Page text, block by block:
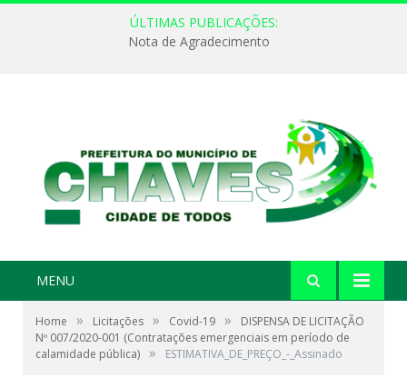
ÚLTIMAS PUBLICAÇÕES:
Nota de Agradecimento
MENU
Home » Licitações » Covid-19 »
DISPENSA DE LICITAÇÃO
Nº 007/2020-001 (Contratações emergenciais em período de
calamidade pública) » ESTIMATIVA_DE_PREÇO_-_Assinado